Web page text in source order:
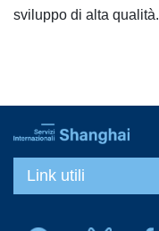
sviluppo di alta qualità.
Link utili